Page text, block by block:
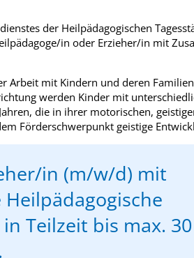
der Heilpädagogischen
in oder Erzieher/in mit
Arbeit mit Kindern und deren
werden Kinder mit
die in ihrer motorischen,
Förderschwerpunkt geistige
in (m/w/d) mit
Teilzeit bis max. 30